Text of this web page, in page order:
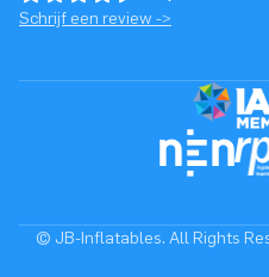
Schrijf een review ->
© JB-Inflatables. All Rights